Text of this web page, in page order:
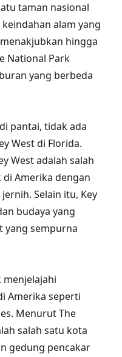
taman nasional
alam yang
hingga
National Park
yang berbeda
pantai, tidak ada
West di Florida.
West adalah salah
Amerika dengan
Selain itu, Key
budaya yang
yang sempurna
menjelajahi
Amerika seperti
Menurut The
salah satu kota
gedung pencakar